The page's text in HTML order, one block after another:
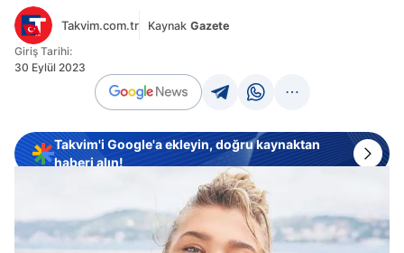
Takvim.com.tr Kaynak Gazete
Giriş Tarihi:
30 Eylül 2023
Takvim'i Google'a ekleyin, doğru kaynaktan
haberi alın!